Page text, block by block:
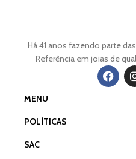
Há 41 anos fazendo parte
Referência em joias de
MENU
POLÍTICAS
SAC